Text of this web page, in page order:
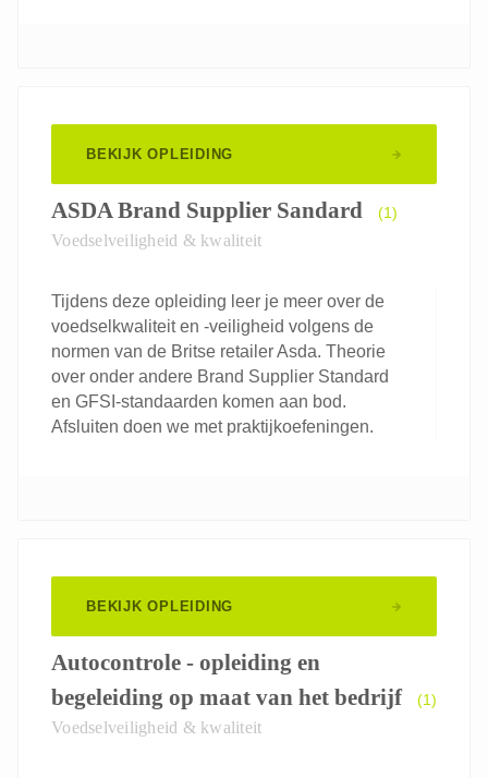
BEKIJK OPLEIDING
ASDA Brand Supplier Sandard (1)
Voedselveiligheid & kwaliteit
Tijdens deze opleiding leer je meer over de
voedselkwaliteit en -veiligheid volgens de
normen van de Britse retailer Asda. Theorie
over onder andere Brand Supplier Standard
en GFSI-standaarden komen aan bod.
Afsluiten doen we met praktijkoefeningen.
BEKIJK OPLEIDING
Autocontrole - opleiding en
begeleiding op maat van het bedrijf
(1)
Voedselveiligheid & kwaliteit